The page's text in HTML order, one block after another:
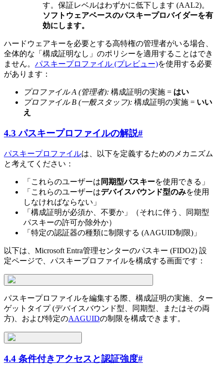
す。保証レベルはわずかに低下します (AAL2)。
ソフトウェアベースのパスキープロバイダーを有
効にします。
ハードウェアキーを必要とする高特権の管理者がいる場合、
全体的な「構成証明なし」のポリシーを適用することはでき
ません。 パスキープロファイル (プレビュー)を使用する必要
があります：
プロファイル A (管理者): 構成証明の実施 = はい
プロファイル B (一般スタッフ): 構成証明の実施 = いい
え
4.3 パスキープロファイルの解説#
パスキープロファイルは、以下を定義するためのメカニズム
と考えてください：
「これらのユーザーは 同期型パスキーを使用できる」
「これらのユーザーはデバイスバウンド型のみを使用
しなければならない」
「構成証明が必須か、不要か」（それに伴う、同期型
パスキーの許可か除外か）
「特定の認証器の種類に制限する (AAGUID制限)」
以下は、Microsoft Entra管理センターのパスキー (FIDO2) 設
定ページで、パスキープロファイルを構成する画面です：
パスキープロファイルを編集する際、構成証明の実施、ター
ゲットタイプ (デバイスバウンド型、同期型、またはその両
方)、および特定のAAGUIDの制限を構成できます。
4.4 条件付きアクセスと認証強度#